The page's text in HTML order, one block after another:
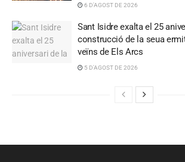
6 D'AGOST DE 2026
Sant Isidre exalta el 25
construcció de la seua
veïns de Els Arcs
5 D'AGOST DE 2026